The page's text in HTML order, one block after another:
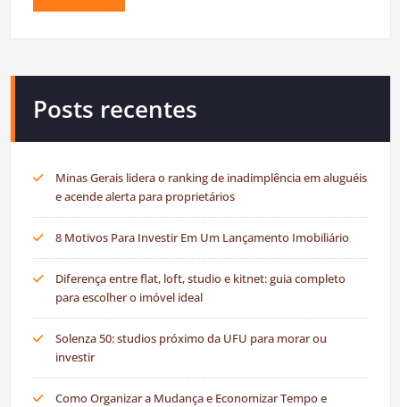
Posts recentes
Minas Gerais lidera o ranking de inadimplência em aluguéis
e acende alerta para proprietários
8 Motivos Para Investir Em Um Lançamento Imobiliário
Diferença entre flat, loft, studio e kitnet: guia completo
para escolher o imóvel ideal
Solenza 50: studios próximo da UFU para morar ou
investir
Como Organizar a Mudança e Economizar Tempo e